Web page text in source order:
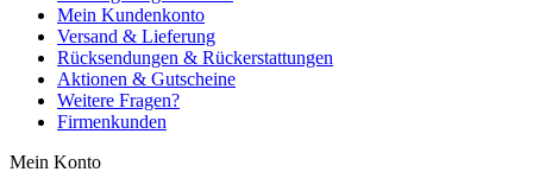
Mein Kundenkonto
Versand & Lieferung
Rücksendungen & Rückerstattungen
Aktionen & Gutscheine
Weitere Fragen?
Firmenkunden
Mein Konto